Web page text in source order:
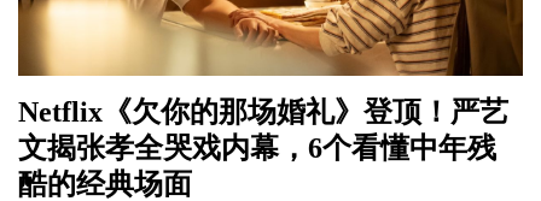
Netflix《欠你的那场婚礼》登顶！严艺
文揭张孝全哭戏内幕，6个看懂中年残
酷的经典场面